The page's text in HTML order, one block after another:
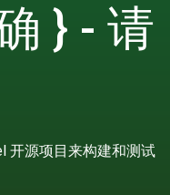
} - 请
开源项目来构建和测试